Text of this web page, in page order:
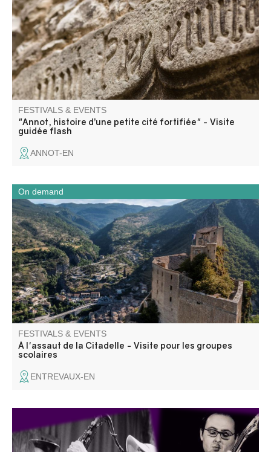
FESTIVALS & EVENTS
"Annot, histoire d’une petite cité fortifiée" - Visite
guidée flash
ANNOT-EN
Forteresse juchée sur son éperon rocheux, vos élèves
découvriront, dans cette citadelle, le fonctionnement d’un
tel monument militaire et ses phases de construction.
FESTIVALS & EVENTS
À l'assaut de la Citadelle - Visite pour les groupes
scolaires
On demand
ENTREVAUX-EN
Concert « Il suffit de passer le col », une rencontre entre
musiciens italiens et français qui n'ont pas l'habitude de